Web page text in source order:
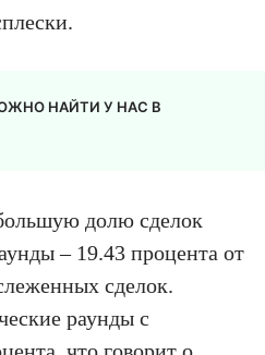
НАЙТИ У НАС В
долю сделок
– 19.43 процента от
сделок.
раунды с